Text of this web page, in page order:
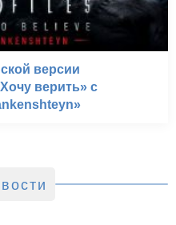
версии
верить» с